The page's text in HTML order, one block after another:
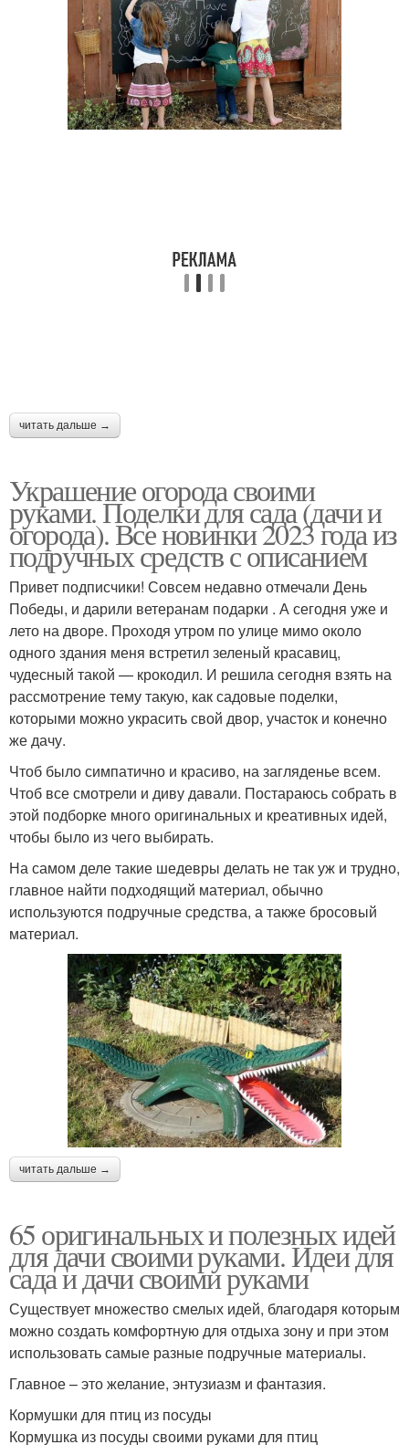
читать дальше →
Украшение огорода своими
руками. Поделки для сада (дачи и
огорода). Все новинки 2023 года из
подручных средств с описанием
Привет подписчики! Совсем недавно отмечали День
Победы, и дарили ветеранам подарки . А сегодня уже и
лето на дворе. Проходя утром по улице мимо около
одного здания меня встретил зеленый красавиц,
чудесный такой — крокодил. И решила сегодня взять на
рассмотрение тему такую, как садовые поделки,
которыми можно украсить свой двор, участок и конечно
же дачу.
Чтоб было симпатично и красиво, на загляденье всем.
Чтоб все смотрели и диву давали. Постараюсь собрать в
этой подборке много оригинальных и креативных идей,
чтобы было из чего выбирать.
На самом деле такие шедевры делать не так уж и трудно,
главное найти подходящий материал, обычно
используются подручные средства, а также бросовый
материал.
читать дальше →
65 оригинальных и полезных идей
для дачи своими руками. Идеи для
сада и дачи своими руками
Существует множество смелых идей, благодаря которым
можно создать комфортную для отдыха зону и при этом
использовать самые разные подручные материалы.
Главное – это желание, энтузиазм и фантазия.
Кормушки для птиц из посуды
Кормушка из посуды своими руками для птиц